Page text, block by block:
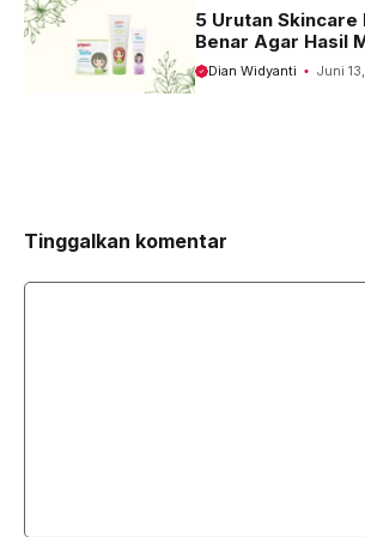
5 Urutan Skincare
Benar Agar Hasil
Dian Widyanti Juni
Tinggalkan komentar